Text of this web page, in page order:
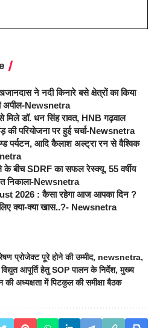
ने नदी किनारे बसे क्षेत्रों का किया
अपील-Newsnetra
से मिले डॉ. धन सिंह रावत, HNB गढ़वाल
की परियोजना पर हुई चर्चा-Newsnetra
पर्यटन, आदि कैलाश अल्ट्रा रन से वैश्विक
के बीच SDRF का सफल रेस्क्यू, 55 वर्षीय
निकाला-Newsnetra
2026 : कैसा रहेगा आज आपका दिन ?
क्या-क्या खास..?- Newsnetra
प्रोजेक्ट पूरे होने की उम्मीद, newsnetra,
आपूर्ति हेतु SOP पालन के निर्देश,मुख्य
की अध्यक्षता में पिटकुल की समीक्षा बैठक